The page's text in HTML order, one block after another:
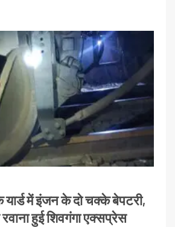
में इंजन के दो चक्के बेपटरी,
हुई शिवगंगा एक्सप्रेस